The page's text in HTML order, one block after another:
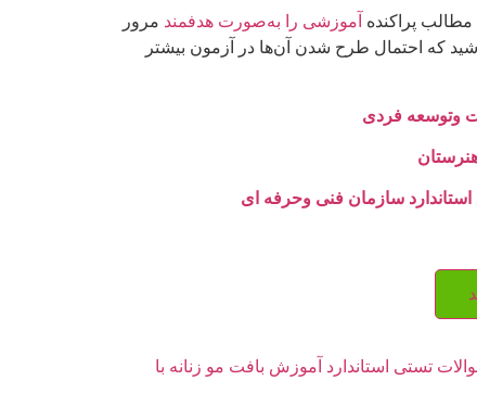
پراکنده آموزشی را به‌صورت هدفمند مرور
که احتمال طرح شدن آن‌ها در آزمون بیشتر
وتوسعه فردی
سازمان فنی وحرفه ای
تستی استاندارد آموزش بافت مو زنانه با